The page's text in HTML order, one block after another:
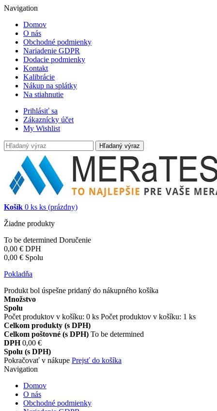
Navigation
Domov
O nás
Obchodné podmienky
Nariadenie GDPR
Dodacie podmienky
Kontakt
Kalibrácie
Nákup na splátky
Na stiahnutie
Prihlásiť sa
Zákaznícky účet
My Wishlist
Hľadaný výraz
Košík 0 ks ks (prázdny)
Žiadne produkty
To be determined Doručenie
0,00 € DPH
0,00 € Spolu
Pokladňa
Produkt bol úspešne pridaný do nákupného košíka
Množstvo
Spolu
Počet produktov v košíku: 0 ks Počet produktov v košíku: 1 ks
Celkom produkty (s DPH)
Celkom poštovné (s DPH) To be determined
DPH 0,00 €
Spolu (s DPH)
Pokračovať v nákupe Prejsť do košíka
Navigation
Domov
O nás
Obchodné podmienky